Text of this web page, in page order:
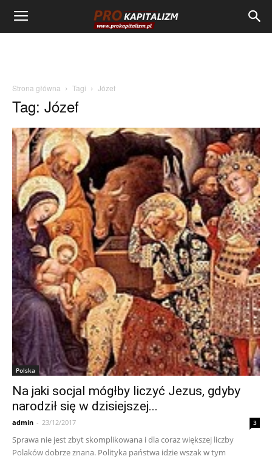
Strona główna Tagi Józef
Tag: Józef
Polska
Na jaki socjal mógłby liczyć Jezus, gdyby
narodził się w dzisiejszej...
admin - 23/12/2017 3
Sprawa nie jest zbyt skomplikowana i dla coraz większej liczby
Polaków dobrze znana. Polityka państwa idzie wszak w tym